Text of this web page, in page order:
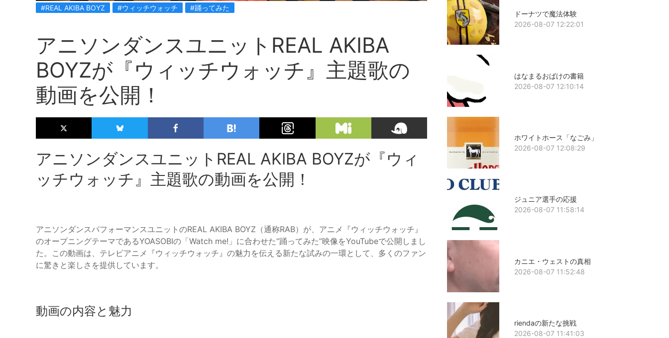
#REAL AKIBA BOYZ #ウィッチウォッチ #踊ってみた
アニソンダンスユニットREAL AKIBA
BOYZが『ウィッチウォッチ』主題歌の
動画を公開！
アニソンダンスユニットREAL AKIBA BOYZが『ウィ
ッチウォッチ』主題歌の動画を公開！
アニソンダンスパフォーマンスユニットのREAL AKIBA BOYZ（通称RAB）が、アニメ『ウィッチウォッチ』
のオープニングテーマであるYOASOBIの「Watch me!」に合わせた“踊ってみた”映像をYouTubeで公開しまし
た。この動画は、テレビアニメ『ウィッチウォッチ』の魅力を伝える新たな試みの一環として、多くのファン
に驚きと楽しさを提供しています。
動画の内容と魅力
ドーナツで魔法体験
2026-08-07 12:22:01
はなまるおばけの書籍
2026-08-07 12:10:14
ホワイトホース「なごみ」
2026-08-07 12:08:29
ジュニア選手の応援
2026-08-07 11:58:14
カニエ・ウェストの真相
2026-08-07 11:52:48
riendaの新たな挑戦
2026-08-07 11:41:03